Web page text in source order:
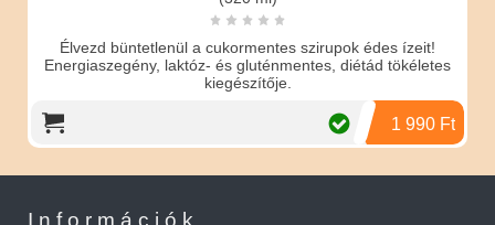
Élvezd büntetlenül a cukormentes szirupok édes ízeit!
Energiaszegény, laktóz- és gluténmentes, diétád tökéletes
kiegészítője.
1 990 Ft
Információk